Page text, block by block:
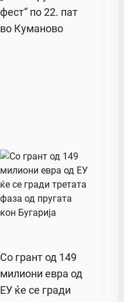
фест“ по 22. пат
во Куманово
Со грант од 149
милиони евра од
ЕУ ќе се гради